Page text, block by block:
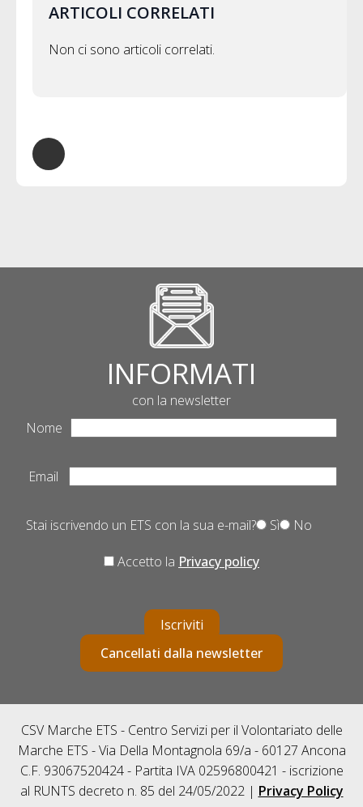
ARTICOLI CORRELATI
Non ci sono articoli correlati.
INFORMATI
con la newsletter
Nome
Email
Stai iscrivendo un ETS con la sua e-mail? Sì No
Accetto la Privacy policy
Iscriviti
Cancellati dalla newsletter
CSV Marche ETS - Centro Servizi per il Volontariato delle
Marche ETS - Via Della Montagnola 69/a - 60127 Ancona
C.F. 93067520424 - Partita IVA 02596800421 - iscrizione
al RUNTS decreto n. 85 del 24/05/2022 | Privacy Policy